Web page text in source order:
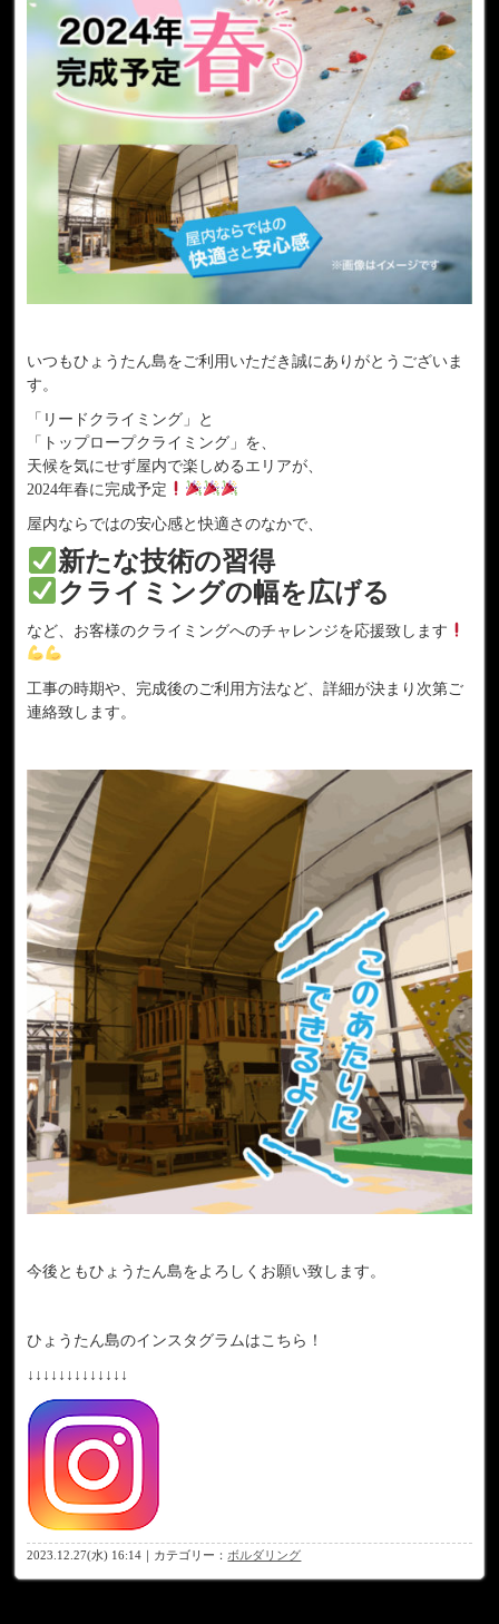
いつもひょうたん島をご利用いただき誠にありがとうございま
す。
「リードクライミング」と
「トップロープクライミング」を、
天候を気にせず屋内で楽しめるエリアが、
2024年春に完成予定
屋内ならではの安心感と快適さのなかで、
新たな技術の習得
クライミングの幅を広げる
など、お客様のクライミングへのチャレンジを応援致します
工事の時期や、完成後のご利用方法など、詳細が決まり次第ご
連絡致します。
今後ともひょうたん島をよろしくお願い致します。
ひょうたん島のインスタグラムはこちら！
↓↓↓↓↓↓↓↓↓↓↓↓↓
2023.12.27(水) 16:14｜カテゴリー： ボルダリング